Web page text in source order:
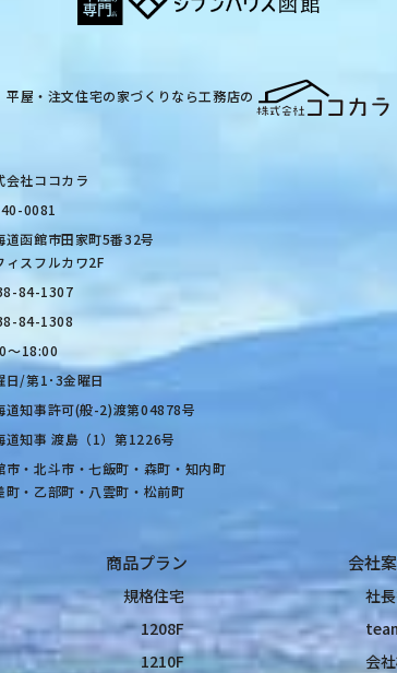
平屋・注文住宅の家づくりなら工務店の
会社ココカラ
0081
道函館市田家町5番32号
ィスフルカワ2F
84-1307
84-1308
〜18:00
日/第1･3金曜日
道知事許可(般-2)渡第04878号
道知事 渡島（1）第1226号
市・北斗市・七飯町・森町・知内町
町・乙部町・八雲町・松前町
商品プラン
規格住宅
1208F
1210F
会社
社
会